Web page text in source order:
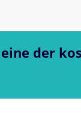
der